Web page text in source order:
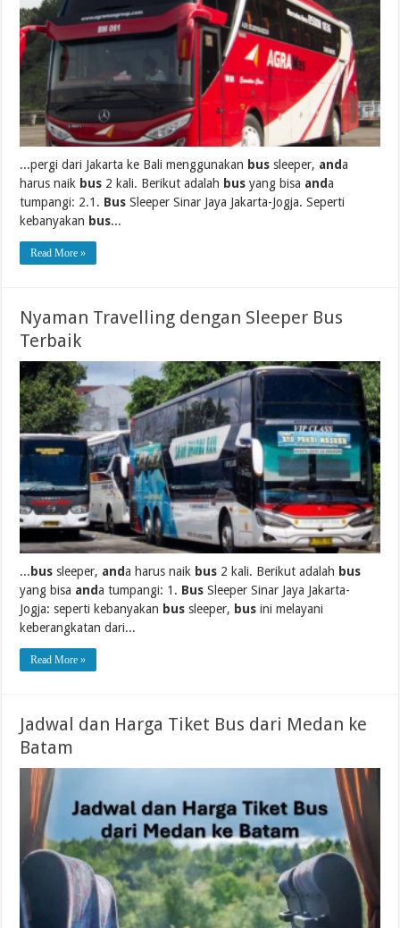
...pergi dari Jakarta ke Bali menggunakan bus sleeper, anda
harus naik bus 2 kali. Berikut adalah bus yang bisa anda
tumpangi: 2.1. Bus Sleeper Sinar Jaya Jakarta-Jogja. Seperti
kebanyakan bus...
Read More »
Nyaman Travelling dengan Sleeper Bus
Terbaik
... bus sleeper, anda harus naik bus 2 kali. Berikut adalah bus
yang bisa anda tumpangi: 1. Bus Sleeper Sinar Jaya Jakarta-
Jogja: seperti kebanyakan bus sleeper, bus ini melayani
keberangkatan dari...
Read More »
Jadwal dan Harga Tiket Bus dari Medan ke
Batam